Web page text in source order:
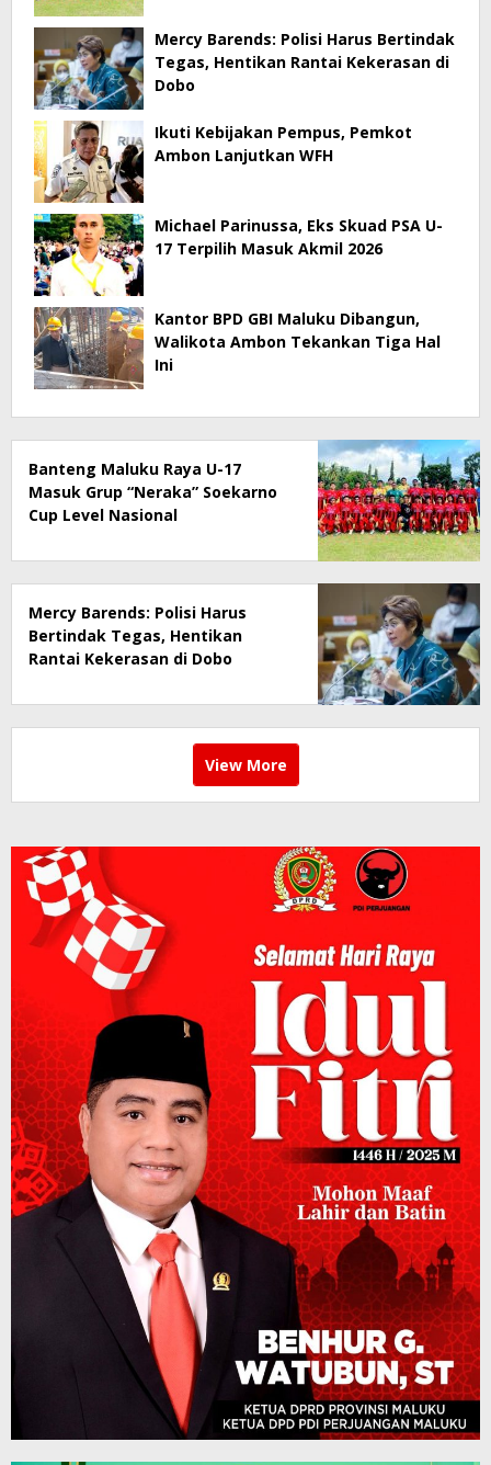
Mercy Barends: Polisi Harus Bertindak
Tegas, Hentikan Rantai Kekerasan di
Dobo
Ikuti Kebijakan Pempus, Pemkot
Ambon Lanjutkan WFH
Michael Parinussa, Eks Skuad PSA U-
17 Terpilih Masuk Akmil 2026
Kantor BPD GBI Maluku Dibangun,
Walikota Ambon Tekankan Tiga Hal
Ini
Banteng Maluku Raya U-17
Masuk Grup “Neraka” Soekarno
Cup Level Nasional
Mercy Barends: Polisi Harus
Bertindak Tegas, Hentikan
Rantai Kekerasan di Dobo
View More